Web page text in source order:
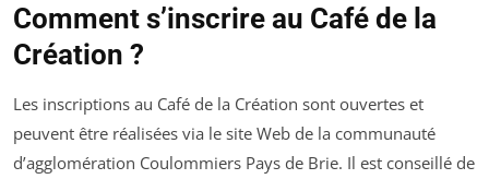
Comment s’inscrire au Café de la
Création ?
Les inscriptions au Café de la Création sont ouvertes et
peuvent être réalisées via le site Web de la communauté
d’agglomération Coulommiers Pays de Brie. Il est conseillé de